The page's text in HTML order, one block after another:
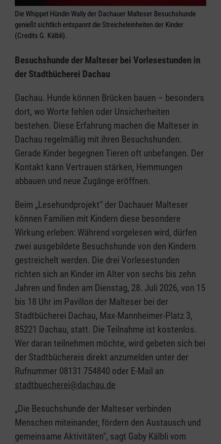
Die Whippet Hündin Wally der Dachauer Malteser Besuchshunde
genießt sichtlich entspannt die Streicheleinheiten der Kinder
(Credits G. Kälbli).
Besuchshunde der Malteser bei Vorlesestunden in
der Stadtbücherei Dachau
Dachau. Hunde können Brücken bauen – besonders
dort, wo Worte fehlen oder Unsicherheiten
bestehen. Diese Erfahrung machen die Malteser in
Dachau regelmäßig mit ihren Besuchshunden.
Gerade Kinder begegnen Tieren oft unbefangen. Der
Kontakt kann Vertrauen stärken, Hemmungen
abbauen und neue Zugänge eröffnen.
Beim „Lesehundprojekt“ der Dachauer Malteser
können Familien mit Kindern diese besondere
Wirkung erleben: Während vorgelesen wird, dürfen
zwei ausgebildete Besuchshunde von den Kindern
gestreichelt werden. Die drei Vorlesestunden
richten sich an Kinder im Alter von sechs bis zehn
Jahren und finden am Dienstag, 28. Juli 2026, von 15
bis 18 Uhr im Pavillon der Malteser bei der
Stadtbücherei Dachau, Max-Mannheimer-Platz 3,
85221 Dachau, statt. Die Teilnahme ist kostenlos.
Wer daran teilnehmen möchte, wird gebeten sich bei
der Stadtbüchereis direkt anzumelden unter der
Rufnummer 08131 754840 oder E-Mail an
stadtbuecherei@dachau.de
„Die Besuchshunde der Malteser verbinden
Menschen miteinander, fördern den Austausch und
gemeinsame Aktivitäten“, sagt Gaby Kälbli vom